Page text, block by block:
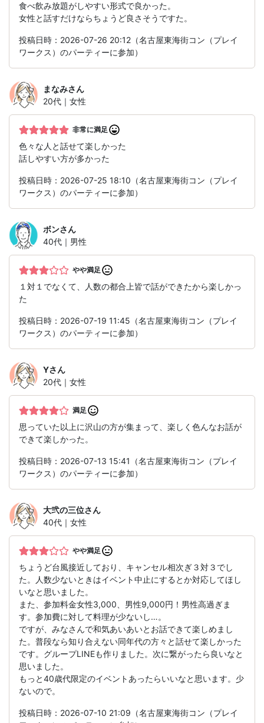
食べ飲み放題がしやすい形式で良かった。
女性と話すだけならちょうど良さそうですた。
投稿日時：2026-07-26 20:12（名古屋東海街コン（プレイ
ワークス）のパーティーに参加）
まなみさん
20代｜女性
非常に満足
色々な人と話せて楽しかった
話しやすい方が多かった
投稿日時：2026-07-25 18:10（名古屋東海街コン（プレイ
ワークス）のパーティーに参加）
ボンさん
40代｜男性
やや満足
１対１でなくて、人数の都合上皆で話ができたから楽しかっ
た
投稿日時：2026-07-19 11:45（名古屋東海街コン（プレイ
ワークス）のパーティーに参加）
Yさん
20代｜女性
満足
思っていた以上に沢山の方が集まって、楽しく色んなお話が
できて楽しかった。
投稿日時：2026-07-13 15:41（名古屋東海街コン（プレイ
ワークス）のパーティーに参加）
大弐の三位さん
40代｜女性
やや満足
ちょうど台風接近しており、キャンセル相次ぎ３対３でし
た。人数少ないときはイベント中止にするとか対応してほし
いなと思いました。
また、参加料金女性3,000、男性9,000円！男性高過ぎま
す。参加費に対して料理が少ないし…。
ですが、みなさんで和気あいあいとお話できて楽しめまし
た。普段なら知り合えない同年代の方々と話せて楽しかった
です。グループLINEも作りました。次に繋がったら良いなと
思いました。
もっと40歳代限定のイベントあったらいいなと思います。少
ないので。
投稿日時：2026-07-10 21:09（名古屋東海街コン（プレイ